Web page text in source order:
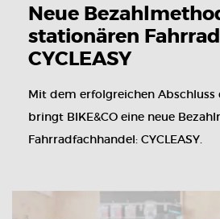
Neue
stationären
CYCLEASY
Mit dem erfolgreichen Abschluss
bringt BIKE&CO eine neue
Fahrradfachhandel: CYCLEASY.